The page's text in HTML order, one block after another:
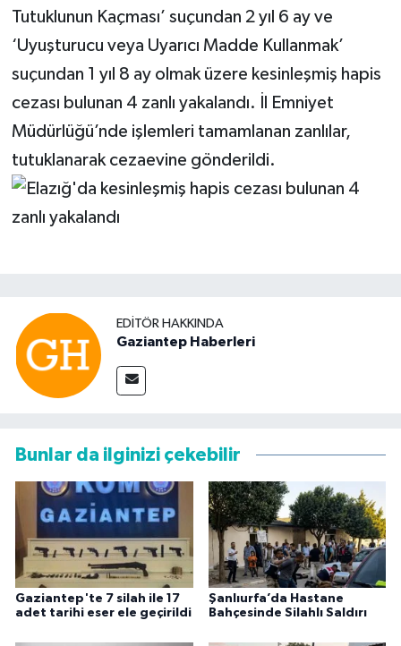
Tutuklunun Kaçması’ suçundan 2 yıl 6 ay ve
‘Uyuşturucu veya Uyarıcı Madde Kullanmak’
suçundan 1 yıl 8 ay olmak üzere kesinleşmiş hapis
cezası bulunan 4 zanlı yakalandı. İl Emniyet
Müdürlüğü’nde işlemleri tamamlanan zanlılar,
tutuklanarak cezaevine gönderildi.
EDITÖR HAKKINDA
Gaziantep Haberleri
Bunlar da ilginizi çekebilir
Gaziantep'te 7 silah ile 17
adet tarihi eser ele geçirildi
Şanlıurfa’da Hastane
Bahçesinde Silahlı Saldırı